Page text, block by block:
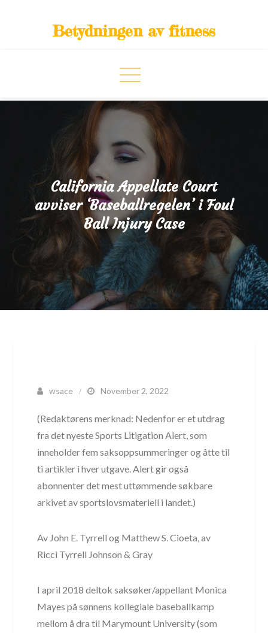
Betydningen av fitness
California Appellate Court
avviser ‘Baseballregelen’ i Foul
Ball Injury Case
wsace November 2, 2022
(Redaktørens merknad: Nedenfor er et utdrag
fra det nyeste Sports Litigation Alert, som
inneholder fem saksoppsummeringer og åtte til
ti artikler i hver utgave. Alert gir også
abonnenter det mest uttømmende søkbare
arkivet av sportslovsmateriell i landet.)
Av John E. Tyrrell og Matthew S. Cioeta, av
Ricci Tyrrell Johnson & Gray
I april 2018 deltok saksøker/appellant Monica
Mayes på sønnens kollegiale baseballkamp
mellom å dra til Marymount University (som